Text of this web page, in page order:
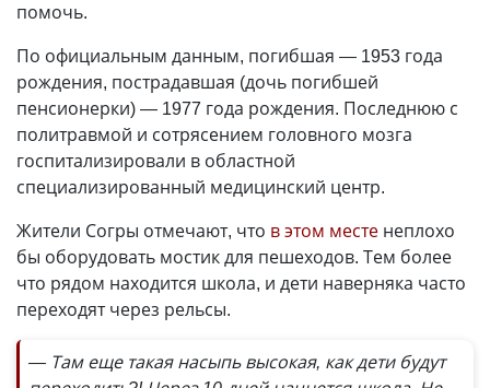
помочь.
По официальным данным, погибшая — 1953 года
рождения, пострадавшая (дочь погибшей
пенсионерки) — 1977 года рождения. Последнюю с
политравмой и сотрясением головного мозга
госпитализировали в областной
специализированный медицинский центр.
Жители Согры отмечают, что в этом месте неплохо
бы оборудовать мостик для пешеходов. Тем более
что рядом находится школа, и дети наверняка часто
переходят через рельсы.
— Там еще такая насыпь высокая, как дети будут